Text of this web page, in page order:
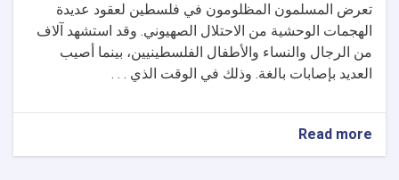
تعرض المسلمون المظلومون في فلسطين لعقود عديدة
الهجمات الوحشية من الاحتلال الصهيوني. وقد استشهد آلاف
من الرجال والنساء والأطفال الفلسطينيين، بينما أصيب
العديد بإصابات بالغة. وذلك في الوقت الذي . . .
Read more
بيان